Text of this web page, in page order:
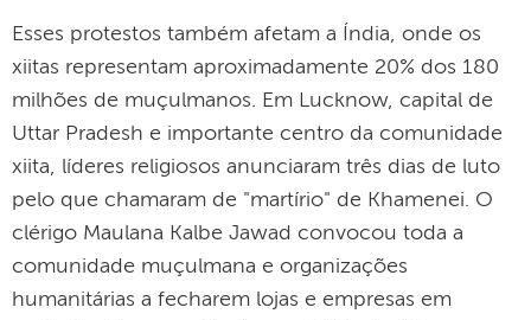
Esses protestos também afetam a Índia, onde os
xiitas representam aproximadamente 20% dos 180
milhões de muçulmanos. Em Lucknow, capital de
Uttar Pradesh e importante centro da comunidade
xiita, líderes religiosos anunciaram três dias de luto
pelo que chamaram de "martírio" de Khamenei. O
clérigo Maulana Kalbe Jawad convocou toda a
comunidade muçulmana e organizações
humanitárias a fecharem lojas e empresas em